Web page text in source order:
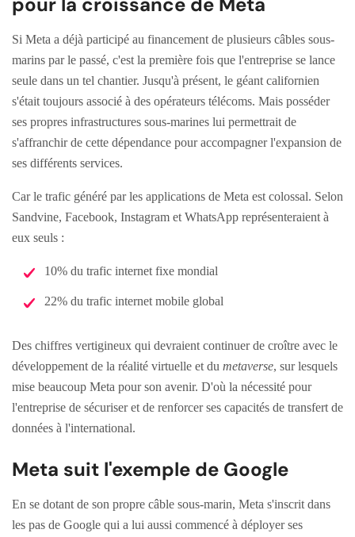
Si Meta a déjà participé au financement de plusieurs câbles sous-
marins par le passé, c'est la première fois que l'entreprise se lance
seule dans un tel chantier. Jusqu'à présent, le géant californien
s'était toujours associé à des opérateurs télécoms. Mais posséder
ses propres infrastructures sous-marines lui permettrait de
s'affranchir de cette dépendance pour accompagner l'expansion de
ses différents services.
Car le trafic généré par les applications de Meta est colossal. Selon
Sandvine, Facebook, Instagram et WhatsApp représenteraient à
eux seuls :
10% du trafic internet fixe mondial
22% du trafic internet mobile global
Des chiffres vertigineux qui devraient continuer de croître avec le
développement de la réalité virtuelle et du metaverse, sur lesquels
mise beaucoup Meta pour son avenir. D'où la nécessité pour
l'entreprise de sécuriser et de renforcer ses capacités de transfert de
données à l'international.
Meta suit l'exemple de Google
En se dotant de son propre câble sous-marin, Meta s'inscrit dans
les pas de Google qui a lui aussi commencé à déployer ses